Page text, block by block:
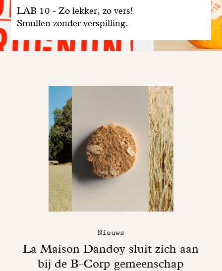
LAB 10 - Zo lekker, zo vers!
Smullen zonder verspilling.
Nieuws
La Maison Dandoy sluit zich aan
bij de B-Corp gemeenschap